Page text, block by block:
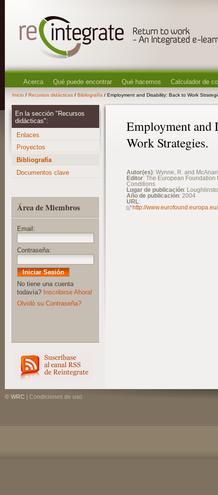
Acerca Qué puede encontrar Qué hacemos Calculador de
Inicio / Recursos didácticas / Bibliografía / Employment and Disability: Back to Work
Employment and
Work Strategies.
Autor(es): Wynne, R. and
Editor: The European Foundation
Conditions
Lugar de publicación:
Año de publicación: 2004
URL:
http://
En la sección "Recursos
didácticas":
Enlaces
Proyectos
Bibliografía
Documentos clave
Área de Miembros
Email:
Contraseña:
No tiene una cuenta
todavía? Inscribirse Ahora!
Olvidó su Contraseña?
© WRC Condiciones de uso